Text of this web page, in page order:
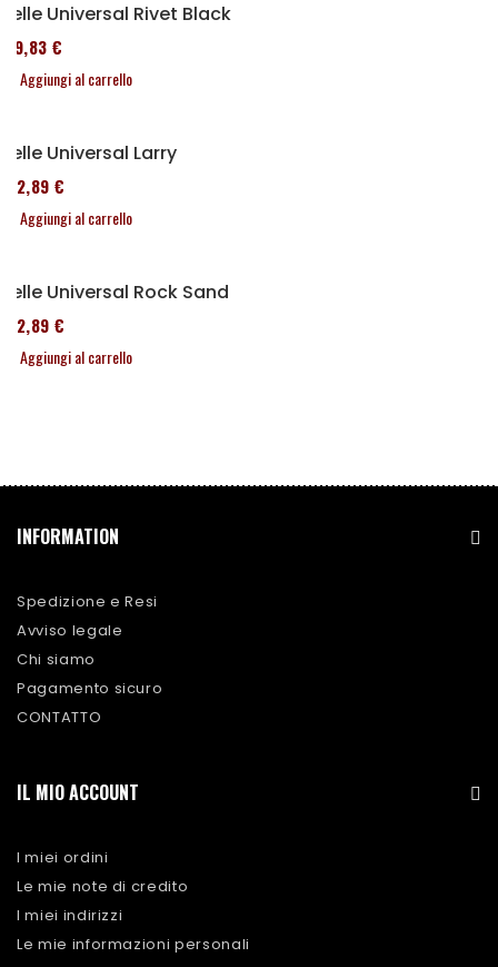
Selle Universal Rivet Black
119,83 €
Aggiungi al carrello
Selle Universal Larry
152,89 €
Aggiungi al carrello
Selle Universal Rock Sand
152,89 €
Aggiungi al carrello
INFORMATION
Spedizione e Resi
Avviso legale
Chi siamo
Pagamento sicuro
CONTATTO
IL MIO ACCOUNT
I miei ordini
Le mie note di credito
I miei indirizzi
Le mie informazioni personali